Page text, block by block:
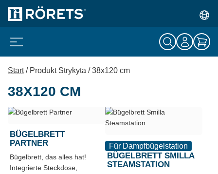
Start/ Produkt Strykyta / 38x120 cm
38X120 CM
BÜGELBRETT
PARTNER
Bügelbrett, das alles hat!
Integrierte Steckdose,
Für Dampfbügelstation
BÜGELBRETT SMILLA
STEAMSTATION